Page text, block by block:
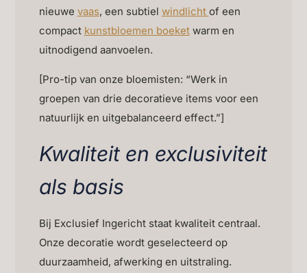
nieuwe vaas, een subtiel windlicht of een
compact kunstbloemen boeketwarm en
uitnodigend aanvoelen.
[Pro-tip van onze bloemisten: “Werk in
groepen van drie decoratieve items voor een
natuurlijk en uitgebalanceerd effect.”]
Kwaliteit en exclusiviteit
als basis
Bij Exclusief Ingericht staat kwaliteit centraal.
Onze decoratie wordt geselecteerd op
duurzaamheid, afwerking en uitstraling.